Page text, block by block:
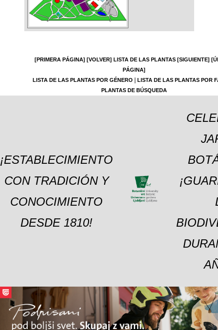
[PRIMERA PÁGINA] [VOLVER] LISTA DE LAS PLANTAS [SIGUIENTE]
PÁGINA]
LISTA DE LAS PLANTAS POR GÉNERO
LISTA DE LAS PLANTAS POR
PLANTAS DE BÚSQUEDA
¡ESTABLECIMIENTO
CON TRADICIÓN Y
CONOCIMIENTO
DESDE 1810!